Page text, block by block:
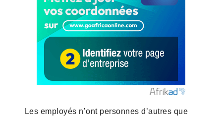
Les employés n’ont personnes d’autres que